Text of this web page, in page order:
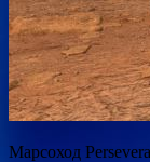
Марсоход